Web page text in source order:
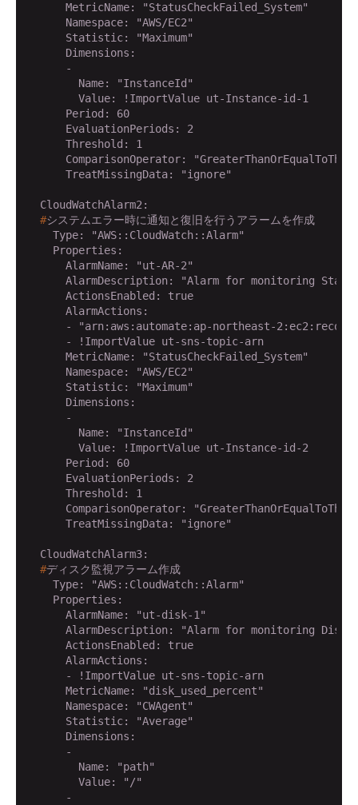
      MetricName: "StatusCheckFailed_System"
      Namespace: "AWS/EC2"
      Statistic: "Maximum"
      Dimensions:
      -
        Name: "InstanceId"
        Value: !ImportValue ut-Instance-id-1
      Period: 60
      EvaluationPeriods: 2
      Threshold: 1
ComparisonOperator:
      TreatMissingData: "ignore"
  #
システムエラー時に通知と復旧を行うアラームを作成
    Type: "AWS::CloudWatch::Alarm"
    Properties:
      AlarmName: "ut-AR-2"
AlarmDescription: "Alarm for monitoring
      ActionsEnabled: true
      AlarmActions:
- "arn:aws:automate:ap-northeast-
      - !ImportValue ut-sns-topic-arn
      MetricName: "StatusCheckFailed_System"
      Namespace: "AWS/EC2"
      Statistic: "Maximum"
      Dimensions:
      -
        Name: "InstanceId"
        Value: !ImportValue ut-Instance-id-2
      Period: 60
      EvaluationPeriods: 2
      Threshold: 1
ComparisonOperator:
      TreatMissingData: "ignore"
  #
ディスク監視アラーム作成
    Type: "AWS::CloudWatch::Alarm"
    Properties:
      AlarmName: "ut-disk-1"
AlarmDescription: "Alarm for monitoring
      ActionsEnabled: true
      AlarmActions:
      - !ImportValue ut-sns-topic-arn
      MetricName: "disk_used_percent"
      Namespace: "CWAgent"
      Statistic: "Average"
      Dimensions:
      -
        Name: "path"
        Value: "/"
      -